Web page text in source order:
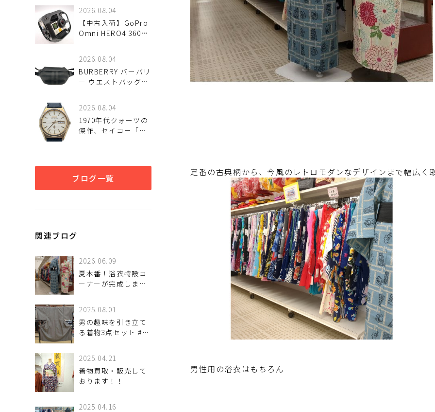
2026.08.04
【中古入荷】GoPro
Omni HERO4 360度
2026.08.04
BURBERRY バーバリ
ー ウエストバッグ
2026.08.04
1970年代クォーツの
傑作、セイコー「キ
ブログ一覧
関連ブログ
2026.06.09
夏本番！浴衣特設コ
ーナーが完成しまし
2025.08.01
男の趣味を引き立て
る着物3点セット #入
2025.04.21
着物買取・販売して
おります！！
2025.04.16
定番の古典柄から、今風のレトロモダンなデザインまで幅広く
男性用の浴衣はもちろん